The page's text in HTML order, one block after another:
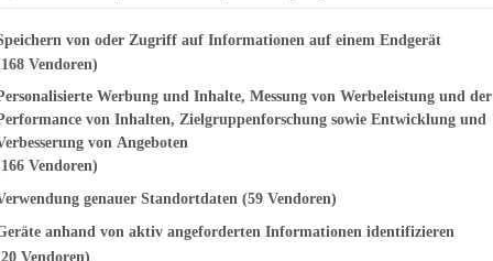
& QUICHES
finden Sie eine Liste der Zwecke des IAB Transparency and
von oder Zugriff auf Informationen auf einem Endgerät
Vendoren)
Werbung und Inhalte, Messung von Werbeleistung und der
von Inhalten, Zielgruppenforschung sowie Entwicklung und
von Angeboten
Vendoren)
genauer Standortdaten (59 Vendoren)
anhand von aktiv angeforderten Informationen identifizieren
Vendoren)